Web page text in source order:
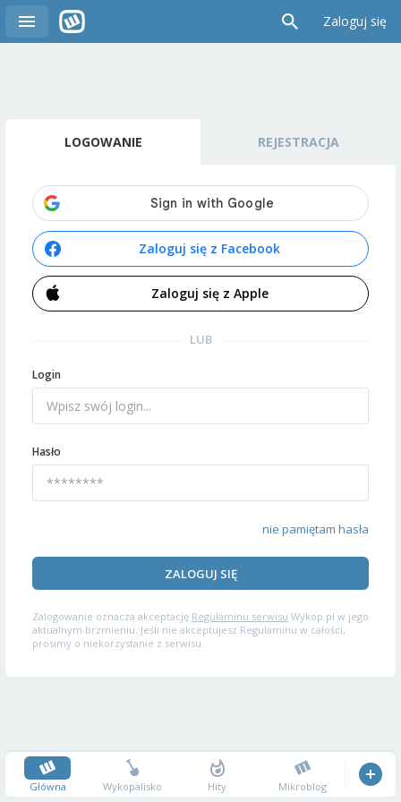
Zaloguj się
LOGOWANIE REJESTRACJA
Zaloguj się z Facebook
Zaloguj się z Apple
LUB
Login
Hasło
nie pamiętam hasła
ZALOGUJ SIĘ
Zalogowanie oznacza akceptację Regulaminu serwisu Wykop.pl w jego
aktualnym brzmieniu. Jeśli nie akceptujesz Regulaminu w całości,
prosimy o niekorzystanie z serwisu.
Główna Wykopalisko Hity Mikroblog